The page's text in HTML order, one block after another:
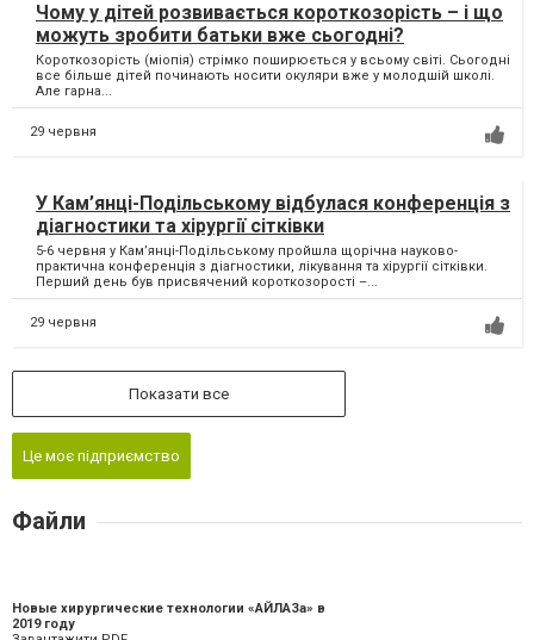
Чому у дітей розвивається короткозорість – і що
можуть зробити батьки вже сьогодні?
Короткозорість (міопія) стрімко поширюється у всьому світі. Сьогодні
все більше дітей починають носити окуляри вже у молодшій школі.
Але гарна...
29 червня
У Кам’янці-Подільському відбулася конференція з
діагностики та хірургії сітківки
5-6 червня у Кам’янці-Подільському пройшла щорічна науково-
практична конференція з діагностики, лікування та хірургії сітківки.
Перший день був присвячений короткозорості –...
29 червня
Показати все
Це моє підприємство
Файли
Новые хирургические технологии «АЙЛАЗа» в
2019 году